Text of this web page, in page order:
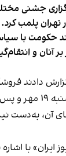
جشنی
تهران پلمب
حکومت با
آنان و
گزارش دادند
خیابان فرشته
آن، به‌دست
با